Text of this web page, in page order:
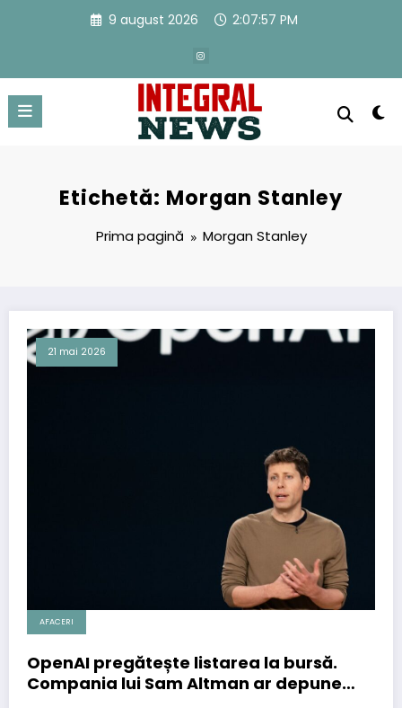
9 august 2026 2:07:58 PM
Etichetă: Morgan Stanley
Prima pagină Morgan Stanley
21 mai 2026
AFACERI
OpenAI pregătește listarea la bursă.
Compania lui Sam Altman ar depune